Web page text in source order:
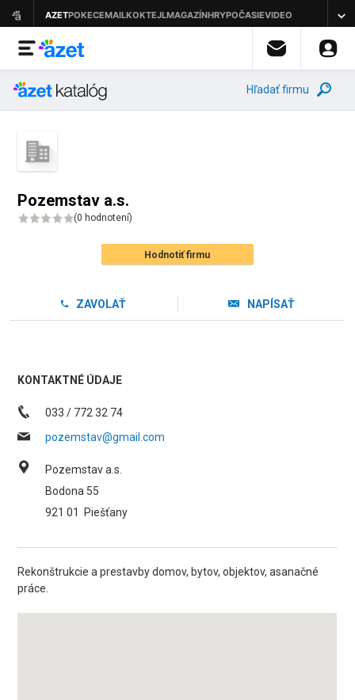
Hľadať firmu
Pozemstav a.s.
(0 hodnotení)
Hodnotiť firmu
ZAVOLAŤ NAPÍSAŤ
KONTAKTNÉ ÚDAJE
033 / 772 32 74
pozemstav@gmail.com
Pozemstav a.s.
Bodona 55
921 01
Piešťany
Rekonštrukcie a prestavby domov, bytov, objektov, asanačné
práce.